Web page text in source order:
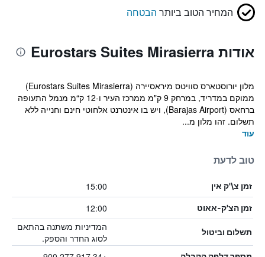
המחיר הטוב ביותר הבטחה
אודות Eurostars Suites Mirasierra
מלון יורוסטארס סוויטס מיראסיירה (Eurostars Suites Mirasierra)
ממוקם במדריד, במרחק 9 ק"מ ממרכז העיר ו-12 ק“מ מנמל התעופה
ברחאס (Barajas Airport), ויש בו אינטרנט אלחוטי חינם וחנייה ללא
תשלום. זהו מלון מ...
עוד
טוב לדעת
זמן צ\'ק אין 15:00
זמן הצ'ק-אאוט 12:00
תשלום וביטול
המדיניות משתנה בהתאם
לסוג החדר והספק.